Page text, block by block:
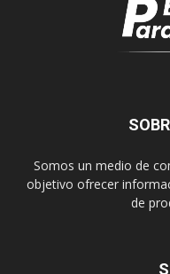
Somos un medio de
objetivo ofrecer
de